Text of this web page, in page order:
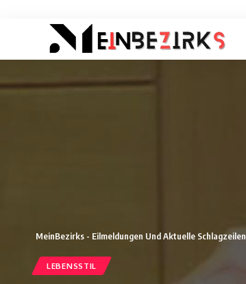
MeinBezirks - Eilmeldungen Und Aktuelle Schlagzeilen
LEBENSSTIL